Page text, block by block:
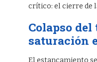
crítico: el cierre de
Colapso
saturación